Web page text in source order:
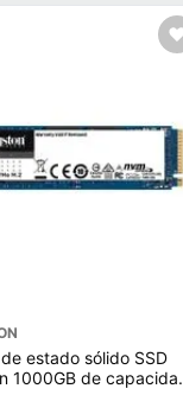
estado sólido SSD
1000GB de